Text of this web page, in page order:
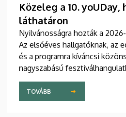
Közeleg a 10. yoUDay,
láthatáron
Nyilvánosságra hozták a
Az elsőéves hallgatóknak, az
és a programra kíváncsi
nagyszabású
része, grandiózus tanévnyitó
vehetnek részt szeptember
TOVÁBB